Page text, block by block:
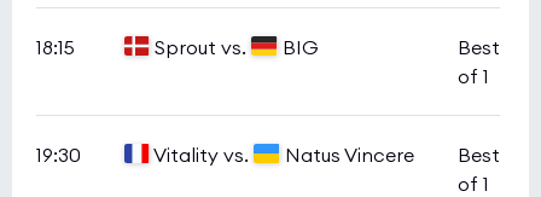
18:15 Sprout vs. BIG
Best
of 1
19:30 Vitality vs. Natus Vincere
Best
of 1